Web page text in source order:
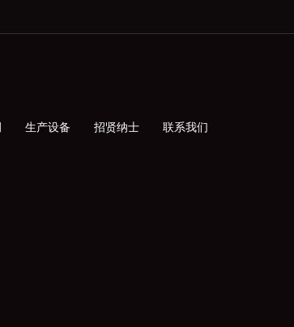
生产设备 招贤纳士 联系我们